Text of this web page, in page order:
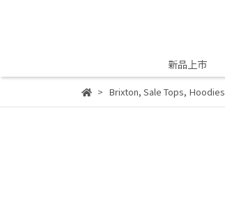
新品上市
Brixton, Sale Tops, Hoodies